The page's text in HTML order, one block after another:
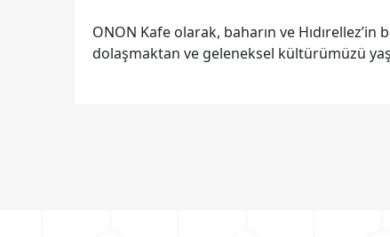
ONON Kafe olarak, baharın ve
dolaşmaktan ve geleneksel kültürümüzü